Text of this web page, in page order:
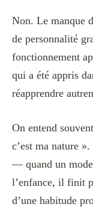
Non. Le manque
de personnalité
fonctionnement
qui a été appris
réapprendre
On entend
c’est ma nature
— quand un
l’enfance, il finit
d’une habitude